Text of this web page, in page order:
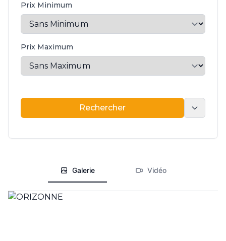
Prix Minimum
Prix Maximum
Rechercher
Galerie Vidéo